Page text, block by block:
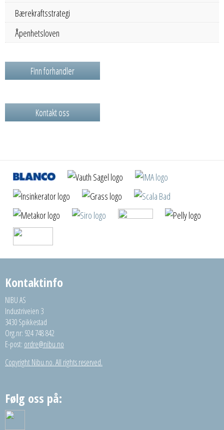
Bærekraftsstrategi
Åpenhetsloven
Finn forhandler
Kontakt oss
Kontaktinfo
NIBU AS
Industriveien 3
3430 Spikkestad
Org.nr: 924 748 842
E-post: ordre@nibu.no
Copyright Nibu.no. All rights reserved.
Følg oss på: